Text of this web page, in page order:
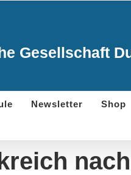
Gesellschaft
Newsletter Shop